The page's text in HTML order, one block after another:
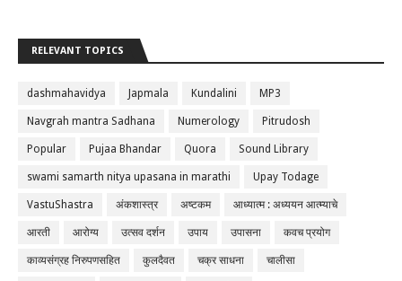
RELEVANT TOPICS
dashmahavidya Japmala Kundalini MP3
Navgrah mantra Sadhana Numerology Pitrudosh
Popular Pujaa Bhandar Quora Sound Library
swami samarth nitya upasana in marathi Upay Todage
VastuShastra अंकशास्त्र अष्टकम आध्यात्म : अध्ययन आत्म्याचे
आरती आरोग्य उत्सव दर्शन उपाय उपासना कवच प्रयोग
काव्यसंग्रह निरुपणसहित कुलदैवत चक्र साधना चालीसा